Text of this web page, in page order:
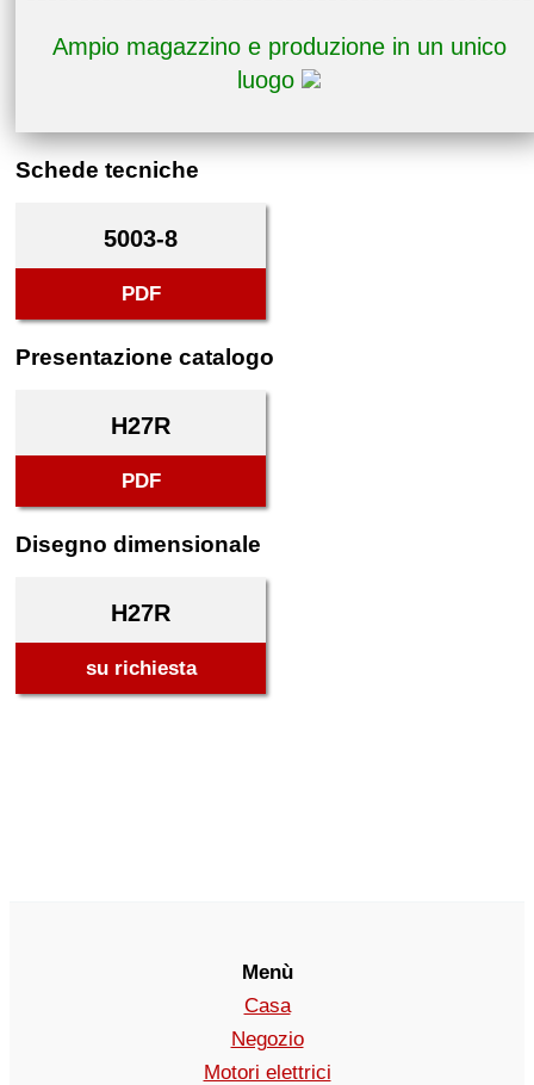
Ampio magazzino e produzione in un unico
luogo
Schede tecniche
5003-8
PDF
Presentazione catalogo
H27R
PDF
Disegno dimensionale
H27R
su richiesta
Menù
Casa
Negozio
Motori elettrici